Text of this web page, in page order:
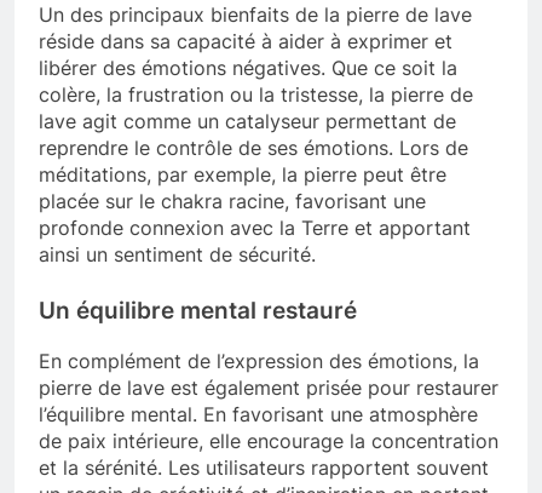
Un des principaux bienfaits de la pierre de lave
réside dans sa capacité à aider à exprimer et
libérer des émotions négatives. Que ce soit la
colère, la frustration ou la tristesse, la pierre de
lave agit comme un catalyseur permettant de
reprendre le contrôle de ses émotions. Lors de
méditations, par exemple, la pierre peut être
placée sur le chakra racine, favorisant une
profonde connexion avec la Terre et apportant
ainsi un sentiment de sécurité.
Un équilibre mental restauré
En complément de l’expression des émotions, la
pierre de lave est également prisée pour restaurer
l’équilibre mental. En favorisant une atmosphère
de paix intérieure, elle encourage la concentration
et la sérénité. Les utilisateurs rapportent souvent